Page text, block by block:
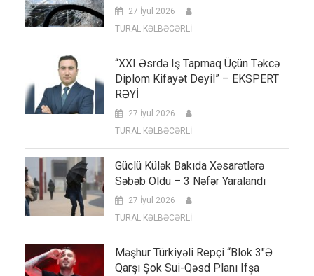
27 İyul 2026
TURAL KƏLBƏCƏRLİ
“XXI Əsrdə Iş Tapmaq Üçün Təkcə
Diplom Kifayət Deyil” – EKSPERT
RƏYİ
27 İyul 2026
TURAL KƏLBƏCƏRLİ
Güclü Külək Bakıda Xəsarətlərə
Səbəb Oldu – 3 Nəfər Yaralandı
27 İyul 2026
TURAL KƏLBƏCƏRLİ
Məşhur Türkiyəli Repçi “Blok 3″ə
Qarşı Şok Sui-Qəsd Planı Ifşa